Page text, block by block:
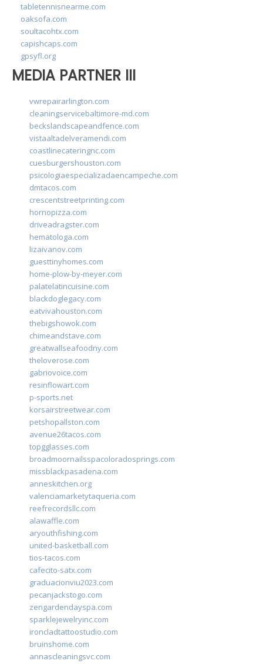
tabletennisnearme.com
oaksofa.com
soultacohtx.com
capishcaps.com
gpsyfl.org
MEDIA PARTNER III
vwrepairarlington.com
cleaningservicebaltimore-md.com
beckslandscapeandfence.com
vistaaltadelveramendi.com
coastlinecateringnc.com
cuesburgershouston.com
psicologiaespecializadaencampeche.com
dmtacos.com
crescentstreetprinting.com
hornopizza.com
driveadragster.com
hematologa.com
lizaivanov.com
guesttinyhomes.com
home-plow-by-meyer.com
palatelatincuisine.com
blackdoglegacy.com
eatvivahouston.com
thebigshowok.com
chimeandstave.com
greatwallseafoodny.com
theloverose.com
gabriovoice.com
resinflowart.com
p-sports.net
korsairstreetwear.com
petshopallston.com
avenue26tacos.com
topgglasses.com
broadmoornailsspacoloradosprings.com
missblackpasadena.com
anneskitchen.org
valenciamarketytaqueria.com
reefrecordsllc.com
alawaffle.com
aryouthfishing.com
united-basketball.com
tios-tacos.com
cafecito-satx.com
graduacionviu2023.com
pecanjackstogo.com
zengardendayspa.com
sparklejewelryinc.com
ironcladtattoostudio.com
bruinshome.com
annascleaningsvc.com